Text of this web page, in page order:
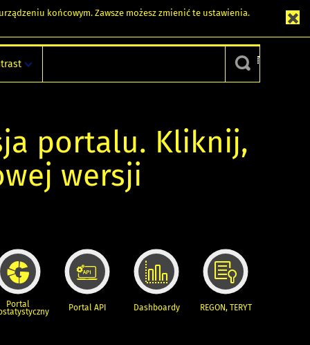
końcowym. Zawsze możesz zmienić te ustawienia.
portalu. Kliknij,
wersji
Portal Portal API Dashboardy REGON, TERYT